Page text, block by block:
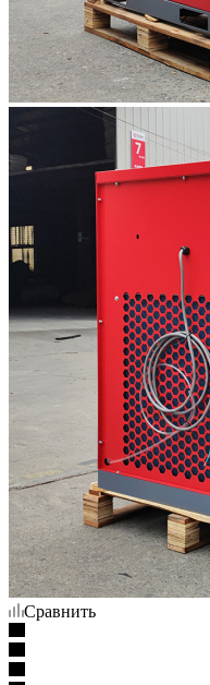
Сравнить